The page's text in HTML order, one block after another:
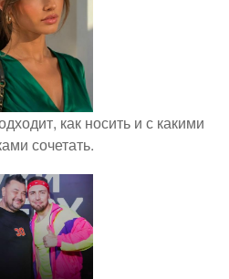
как носить и с какими
сочетать.